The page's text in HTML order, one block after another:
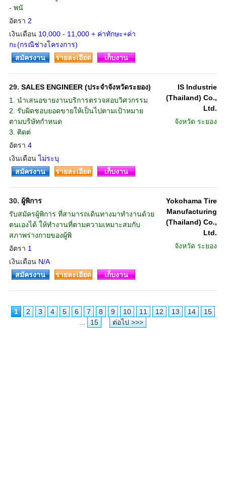
- พนั
อัตรา 2
เงินเดือน 10,000 - 11,000 + ค่าทักษะ+ค่า
กะ(กรณีช่างโครงการ)
สมัครงาน
รายละเอียด เก็บงาน
29. SALES ENGINEER (ประจำจังหวัดระยอง)
1. นำเสนอขายงานบริการตรวจสอบวิศวกรรม
2. รับผิดชอบยอดขายให้เป็นไปตามเป้าหมาย
ตามบริษัทกำหนด
3. ติดต่
อัตรา 4
เงินเดือนไม่ระบุ
IS Industrie
(Thailand) Co.,
Ltd.
จังหวัด ระยอง
สมัครงาน รายละเอียด เก็บงาน
30. ผู้พิการ
รับสมัครผู้พิการ ที่สามารถเดินทางมาทำงานด้วย
ตนเองได้ ให้ทำงานที่ตามความเหมาะสมกับ
สภาพร่างกายของผู้พิ
อัตรา 1
เงินเดือน N/A
Yokohama Tire
Manufacturing
(Thailand) Co.,
Ltd.
จังหวัด ระยอง
สมัครงาน รายละเอียด เก็บงาน
1 2 3 4 5 6 7 8 9 10 11 12 13 14
15
15 ต่อไป >>>